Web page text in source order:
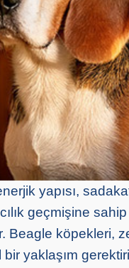
yapısı,
geçmişine
Beagle köpekleri,
yaklaşım